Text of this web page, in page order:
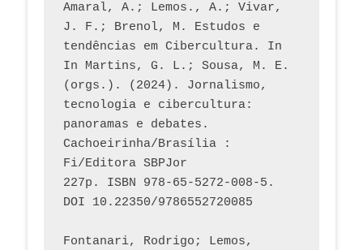
Amaral, A.; Lemos., A.; Vivar,
J. F.; Brenol, M. Estudos e
tendências em Cibercultura. In
In Martins, G. L.; Sousa, M. E.
(orgs.). (2024). Jornalismo,
tecnologia e cibercultura:
panoramas e debates.
Cachoeirinha/Brasília :
Fi/Editora SBPJor
227p. ISBN 978-65-5272-008-5.
DOI 10.22350/9786552720085
Fontanari, Rodrigo; Lemos,